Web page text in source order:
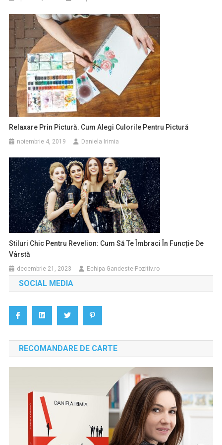
Relaxare Prin Pictură. Cum Alegi Culorile Pentru Pictură
noiembrie 4, 2019 Daniela Irimia
Stiluri Chic Pentru Revelion: Cum Să Te Îmbraci În Funcție De
Vârstă
decembrie 21, 2023 Echipa Gandeste-Pozitiv.ro
SOCIAL MEDIA
RECOMANDARE DE CARTE